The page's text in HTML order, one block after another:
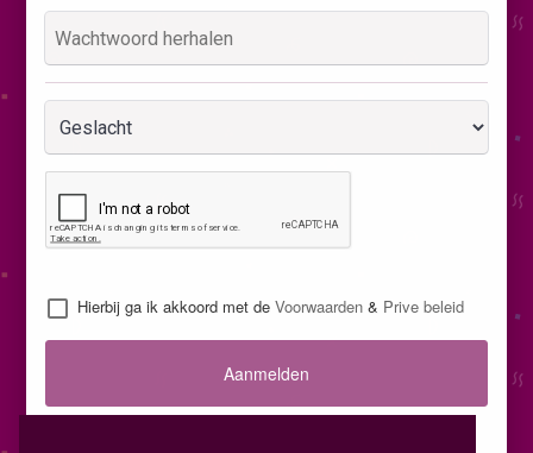
Hierbij ga ik akkoord met deVoorwaarden & Prive beleid
Aanmelden